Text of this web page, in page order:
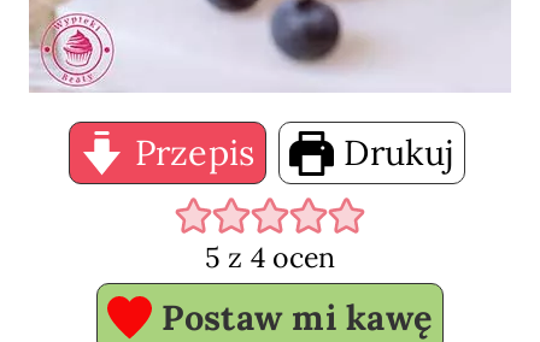
Przepis Drukuj
5 z 4 ocen
Postaw mi kawę